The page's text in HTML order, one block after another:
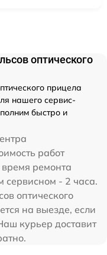
оптического
прицела
нашего сервис-
быстро и
работ
ремонта
сервисном - 2 часа.
оптического
на выезде, если
курьер доставит